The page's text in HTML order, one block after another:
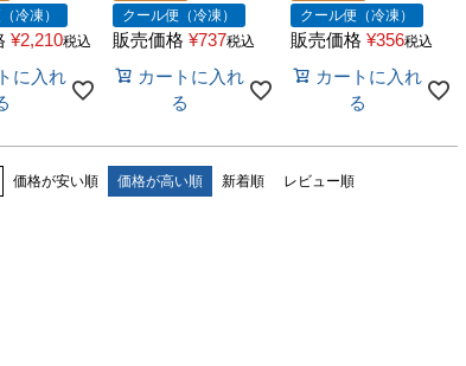
冷凍）
¥2,210税込
に入れ
クール便（冷凍）
販売価格 ¥737税込
カートに入れ
る
クール便（冷凍）
販売価格 ¥356税込
カートに入れ
る
価格が安い順 価格が高い順 新着順 レビュー順